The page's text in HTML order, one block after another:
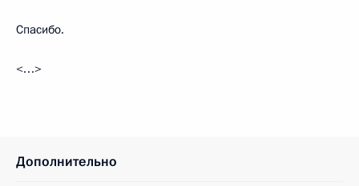
Спасибо.
<…>
Дополнительно